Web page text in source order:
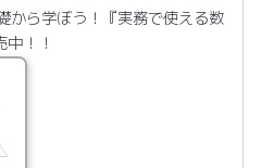
から学ぼう！『実務で使える数
！！